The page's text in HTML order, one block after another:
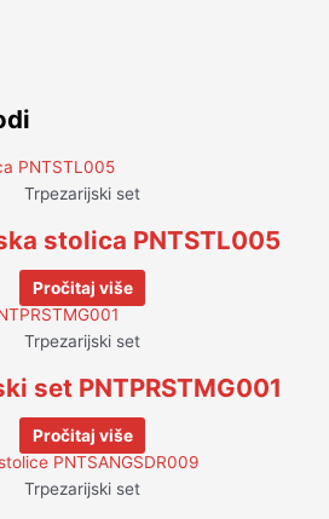
Trpezarijski set
stolica PNTSTL005
Pročitaj više
Trpezarijski set
set PNTPRSTMG001
Pročitaj više
Trpezarijski set